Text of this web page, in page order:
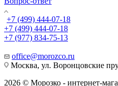
+7 (499) 444-07-18
+7 (499) 444-07-18
+7 (977) 834-75-13
office@morozco.ru
Москва, ул. Воронцовские
2026 © Морозко - интернет-